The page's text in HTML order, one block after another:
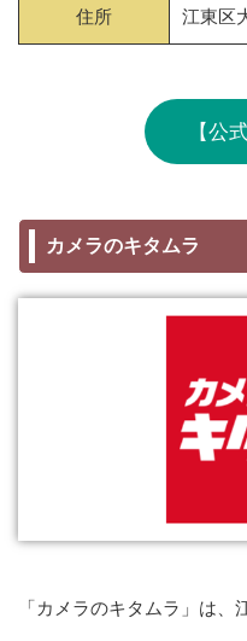
住所 江東区
【公
カメラのキタムラ
「カメラのキタムラ」は、